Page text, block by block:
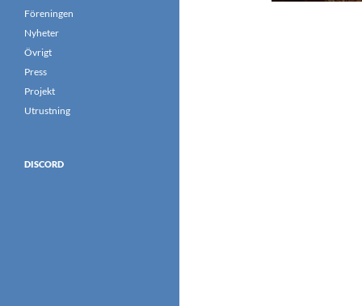
Föreningen
Nyheter
Övrigt
Press
Projekt
Utrustning
DISCORD